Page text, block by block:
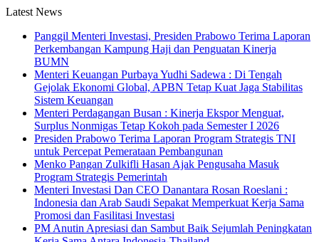
Latest News
Panggil Menteri Investasi, Presiden Prabowo Terima Laporan
Perkembangan Kampung Haji dan Penguatan Kinerja
BUMN
Menteri Keuangan Purbaya Yudhi Sadewa : Di Tengah
Gejolak Ekonomi Global, APBN Tetap Kuat Jaga Stabilitas
Sistem Keuangan
Menteri Perdagangan Busan : Kinerja Ekspor Menguat,
Surplus Nonmigas Tetap Kokoh pada Semester I 2026
Presiden Prabowo Terima Laporan Program Strategis TNI
untuk Percepat Pemerataan Pembangunan
Menko Pangan Zulkifli Hasan Ajak Pengusaha Masuk
Program Strategis Pemerintah
Menteri Investasi Dan CEO Danantara Rosan Roeslani :
Indonesia dan Arab Saudi Sepakat Memperkuat Kerja Sama
Promosi dan Fasilitasi Investasi
PM Anutin Apresiasi dan Sambut Baik Sejumlah Peningkatan